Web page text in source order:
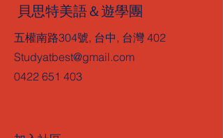
貝思特美語＆遊學團
五權南路304號, 台中, 台灣 402
Studyatbest@gmail.com
0422 651 403